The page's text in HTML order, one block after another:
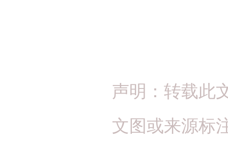
声明：转载此
文图或来源标